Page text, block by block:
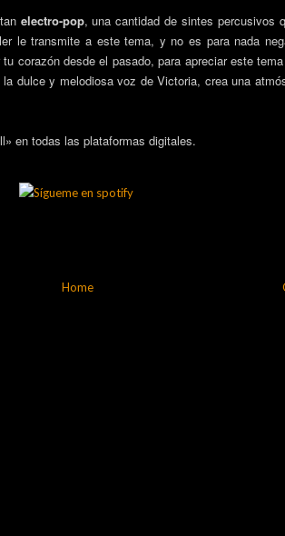
electro-pop, una cantidad de sintes percusivos
le transmite a este tema, y no es para nada
corazón desde el pasado, para apreciar este
dulce y melodiosa voz de Victoria, crea una
en todas las plataformas digitales.
Home